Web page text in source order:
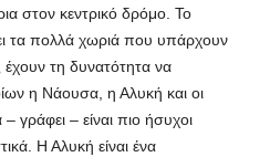
στον κεντρικό δρόμο. Το
τα πολλά χωριά που υπάρχουν
τη δυνατότητα να
η Νάουσα, η Αλυκή και οι
– είναι πιο ήσυχοι
Η Αλυκή είναι ένα